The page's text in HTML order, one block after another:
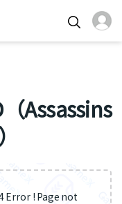
Assassins
Error ! Page not